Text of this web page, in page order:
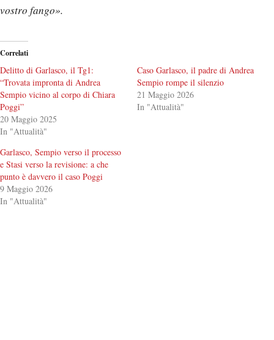
vostro fango».
Correlati
Delitto di Garlasco, il Tg1:
“Trovata impronta di Andrea
Sempio vicino al corpo di Chiara
Poggi”
20 Maggio 2025
In "Attualità"
Caso Garlasco, il padre di Andrea
Sempio rompe il silenzio
21 Maggio 2026
In "Attualità"
Garlasco, Sempio verso il processo
e Stasi verso la revisione: a che
punto è davvero il caso Poggi
9 Maggio 2026
In "Attualità"